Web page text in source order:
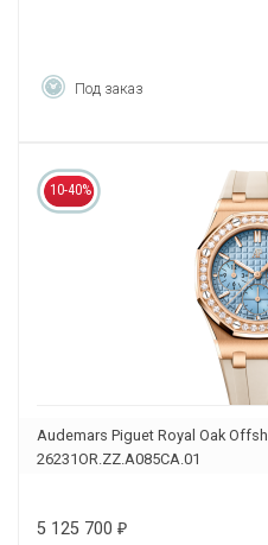
Под заказ
10-40%
Audemars Piguet Royal Oak
26231OR.ZZ.A085CA.01
5 125 700 ₽